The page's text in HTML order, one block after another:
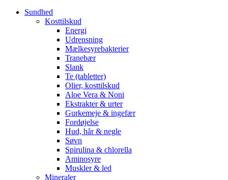
Sundhed
Kosttilskud
Energi
Udrensning
Mælkesyrebakterier
Tranebær
Slank
Te (tabletter)
Olier, kosttilskud
Aloe Vera & Noni
Ekstrakter & urter
Gurkemeje & ingefær
Fordøjelse
Hud, hår & negle
Søvn
Spirulina & chlorella
Aminosyre
Muskler & led
Mineraler